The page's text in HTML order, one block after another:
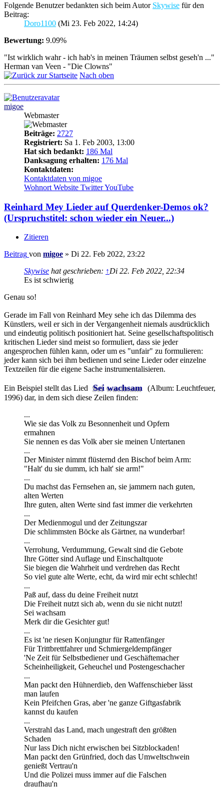
Folgende Benutzer bedankten sich beim Autor Skywise für den
Beitrag:
Doro1100 (Mi 23. Feb 2022, 14:24)
Bewertung: 9.09%
"Ist wirklich wahr - ich hab's in meinen Träumen selbst geseh'n ..."
Herman van Veen - "Die Clowns"
Nach oben
migoe
Webmaster
Beiträge: 2727
Registriert: Sa 1. Feb 2003, 13:00
Hat sich bedankt: 186 Mal
Danksagung erhalten: 176 Mal
Kontaktdaten:
Kontaktdaten von migoe
Wohnort Website TwitterYouTube
Reinhard Mey Lieder auf Querdenker-Demos ok?
(Urspruchstitel: schon wieder ein Neuer...)
Zitieren
Beitrag von migoe » Di 22. Feb 2022, 23:22
Skywise hat geschrieben: ↑Di 22. Feb 2022, 22:34
Es ist schwierig
Genau so!
Gerade im Fall von Reinhard Mey sehe ich das Dilemma des
Künstlers, weil er sich in der Vergangenheit niemals ausdrücklich
und eindeutig politisch positioniert hat. Seine gesellschaftspolitisch
kritischen Lieder sind meist so formuliert, dass sie jeder
angesprochen fühlen kann, oder um es "unfair" zu formulieren:
jeder kann sich bei ihm bedienen und seine Lieder oder einzelne
Textzeilen für die eigene Sache instrumentalisieren.
Ein Beispiel stellt das Lied Sei wachsam (Album: Leuchtfeuer,
1996) dar, in dem sich diese Zeilen finden:
...
Wie sie das Volk zu Besonnenheit und Opfern
ermahnen
Sie nennen es das Volk aber sie meinen Untertanen
...
Der Minister nimmt flüsternd den Bischof beim Arm:
"Halt' du sie dumm, ich halt' sie arm!"
...
Du machst das Fernsehen an, sie jammern nach guten,
alten Werten
Ihre guten, alten Werte sind fast immer die verkehrten
...
Der Medienmogul und der Zeitungszar
Die schlimmsten Böcke als Gärtner, na wunderbar!
...
Verrohung, Verdummung, Gewalt sind die Gebote
Ihre Götter sind Auflage und Einschaltquote
Sie biegen die Wahrheit und verdrehen das Recht
So viel gute alte Werte, echt, da wird mir echt schlecht!
...
Paß auf, dass du deine Freiheit nutzt
Die Freiheit nutzt sich ab, wenn du sie nicht nutzt!
Sei wachsam
Merk dir die Gesichter gut!
...
Es ist 'ne riesen Konjungtur für Rattenfänger
Für Trittbrettfahrer und Schmiergeldempfänger
'Ne Zeit für Selbstbediener und Geschäftemacher
Scheinheiligkeit, Geheuchel und Postengeschacher
...
Man packt den Hühnerdieb, den Waffenschieber lässt
man laufen
Kein Pfeifchen Gras, aber 'ne ganze Giftgasfabrik
kannst du kaufen
...
Verstrahl das Land, mach ungestraft den größten
Schaden
Nur lass Dich nicht erwischen bei Sitzblockaden!
Man packt den Grünfried, doch das Umweltschwein
genießt Vertrau'n
Und die Polizei muss immer auf die Falschen
draufhau'n